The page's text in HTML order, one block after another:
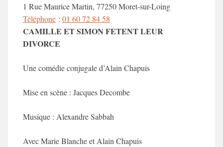
1 Rue Maurice Martin, 77250 Moret-sur-Loing
Téléphone: 01 60 72 84 58
CAMILLE ET SIMON FETENT LEUR
DIVORCE
Une comédie conjugale d’Alain Chapuis
Mise en scène : Jacques Decombe
Musique : Alexandre Sabbah
AvecMarie Blancheet Alain Chapuis